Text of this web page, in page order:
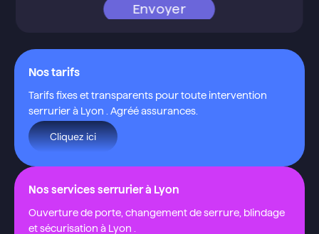
Envoyer
Nos tarifs
Tarifs fixes et transparents pour toute intervention
serrurier à Lyon . Agréé assurances.
Cliquez ici
Nos services serrurier à Lyon
Ouverture de porte, changement de serrure, blindage
et sécurisation à Lyon .